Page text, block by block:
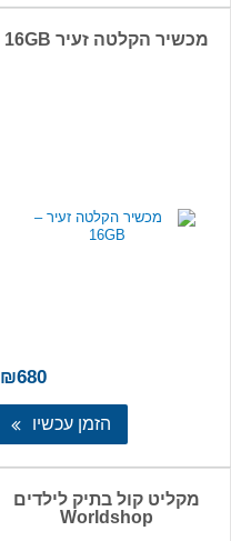
מכשיר הקלטה זעיר 16GB
₪680
הזמן עכשיו
מקליט קול בתיק לילדים
Worldshop